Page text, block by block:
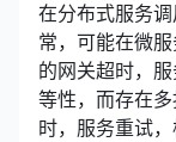
在分布式服务
常，可能在微
的网关超时，
等性，而存在
时，服务重试